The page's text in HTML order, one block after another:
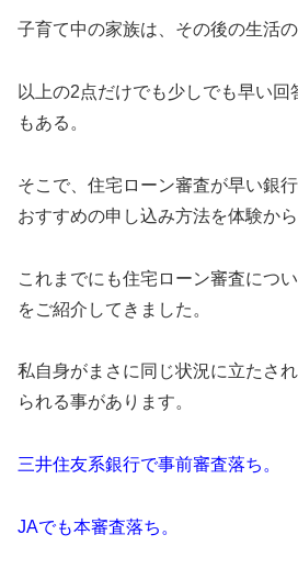
子育て中の家族は、その後の生活
以上の2点だけでも少しでも早い回
もある。
そこで、住宅ローン審査が早い銀
おすすめの申し込み方法を体験か
これまでにも住宅ローン審査につ
をご紹介してきました。
私自身がまさに同じ状況に立たさ
られる事があります。
三井住友系銀行で事前審査落ち。
JAでも本審査落ち。